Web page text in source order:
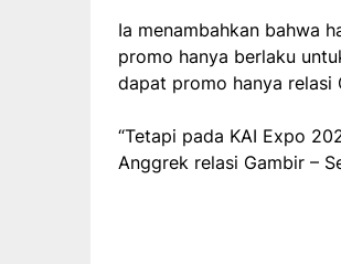
Ia menambahkan bahwa
promo hanya berlaku
dapat promo hanya relasi
“Tetapi pada KAI Expo
Anggrek relasi Gambir –